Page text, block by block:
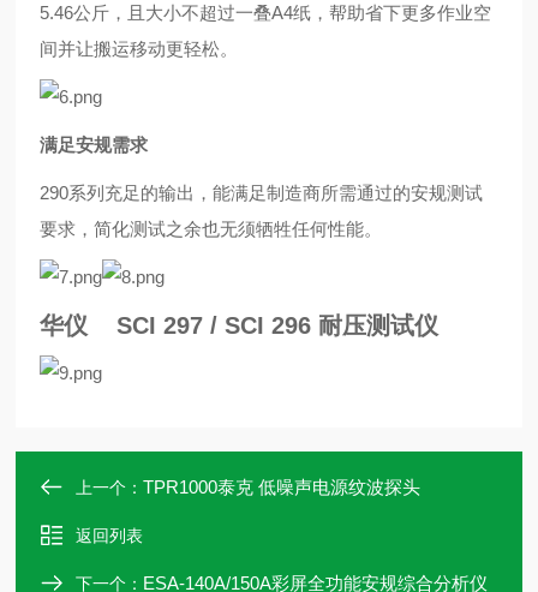
5.46公斤，且大小不超过一叠A4纸，帮助省下更多作业空
间并让搬运移动更轻松。
满足安规需求
290系列充足的输出，能满足制造商所需通过的安规测试
要求，简化测试之余也无须牺牲任何性能。
华仪 SCI 297 / SCI 296 耐压测试仪
上一个：TPR1000泰克 低噪声电源纹波探头
返回列表
下一个： ESA-140A/150A彩屏全功能安规综合分析仪